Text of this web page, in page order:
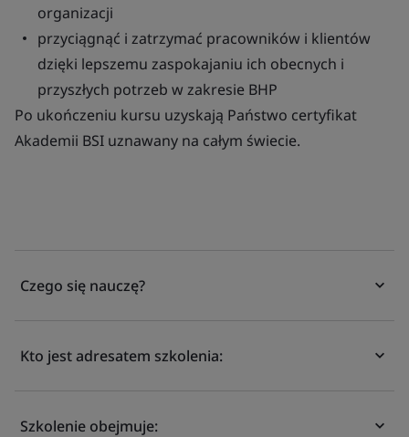
organizacji
przyciągnąć i zatrzymać pracowników i klientów
dzięki lepszemu zaspokajaniu ich obecnych i
przyszłych potrzeb w zakresie BHP
Po ukończeniu kursu uzyskają Państwo certyfikat
Akademii BSI uznawany na całym świecie.
Czego się nauczę?
Kto jest adresatem szkolenia:
Szkolenie obejmuje: